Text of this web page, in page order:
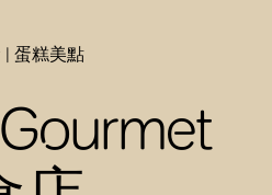
| 蛋糕美點